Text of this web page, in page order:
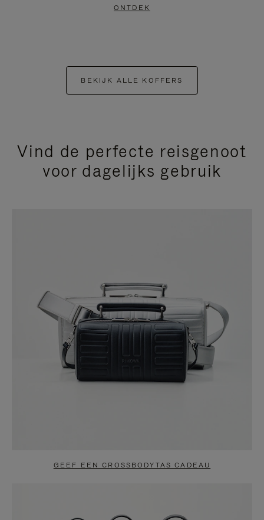
ONTDEK
BEKIJK ALLE KOFFERS
Vind de perfecte reisgenoot
voor dagelijks gebruik
GEEF EEN CROSSBODYTAS CADEAU